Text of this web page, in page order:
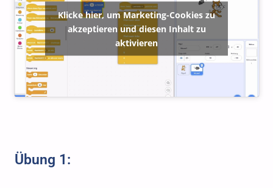
Klicke hier, um Marketing-Cookies zu
akzeptieren und diesen Inhalt zu
aktivieren
Übung 1: